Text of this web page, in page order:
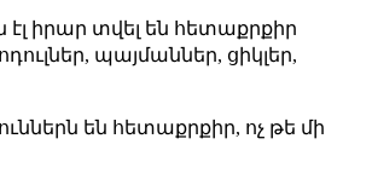
էլ իրար տվել են հետաքրքիր
պայմաններ, ցիկլեր,
են հետաքրքիր, ոչ թե մի